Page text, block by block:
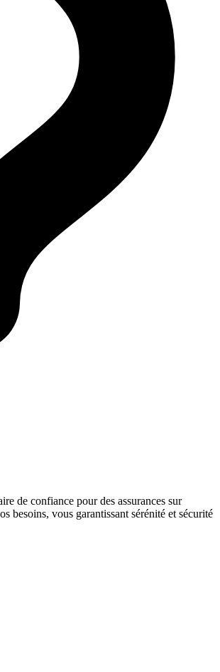
de confiance pour des assurances sur
besoins, vous garantissant sérénité et sécurité